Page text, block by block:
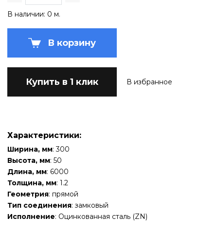
В наличии: 0 м.
В корзину
Купить в 1 клик В избранное
Характеристики:
Ширина, мм: 300
Высота, мм: 50
Длина, мм: 6000
Толщина, мм: 1.2
Геометрия: прямой
Тип соединения: замковый
Исполнение: Оцинкованная сталь (ZN)